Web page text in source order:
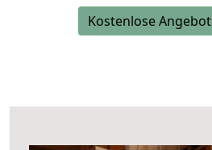
Kostenlose